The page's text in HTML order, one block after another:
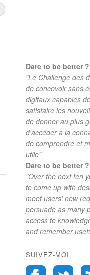
Dare to be better
"Le Challenge des
de concevoir sans
digitaux capables
satisfaire les
de donner au plus
d'accéder à la
de comprendre et
utile"
Dare to be better
"Over the next ten
to come up with
meet users' new
persuade as many
access to
and remember
SUIVEZ-MOI